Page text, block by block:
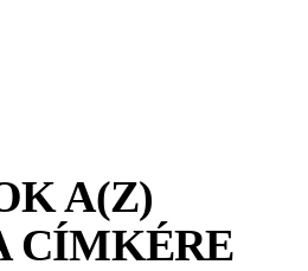
A(Z)
CÍMKÉRE